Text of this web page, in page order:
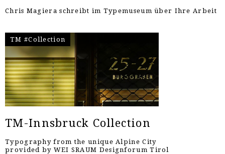
Chris Magiera schreibt im Typemuseum über Ihre Arbeit
TM #Collection
TM-Innsbruck Collection
Typography from the unique Alpine City
provided by WEI SRAUM Designforum Tirol